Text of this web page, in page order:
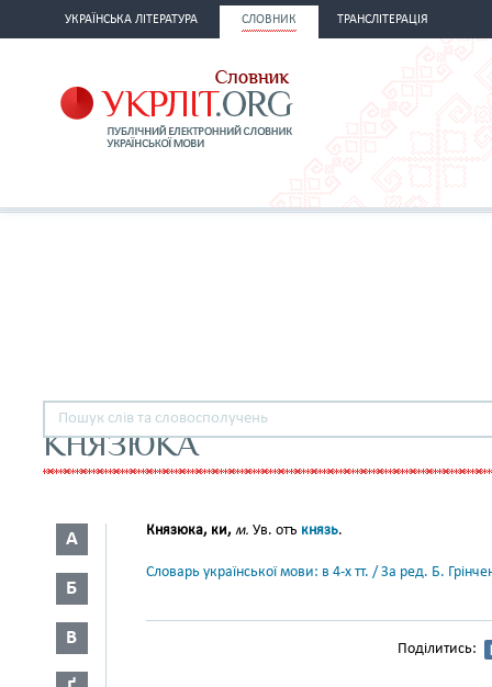
УКРАЇНСЬКА ЛІТЕРАТУРА СЛОВНИК ТРАНСЛІТЕРАЦІЯ
КНЯЗЮКА
А
Б
В
Князюка, ки, м. Ув. отъ князь.
Словарь української мови: в 4-х тт. / За ред. Б.
Поділитись: